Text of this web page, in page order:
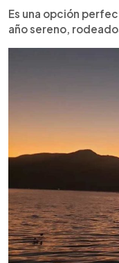
Es una opción
año sereno,